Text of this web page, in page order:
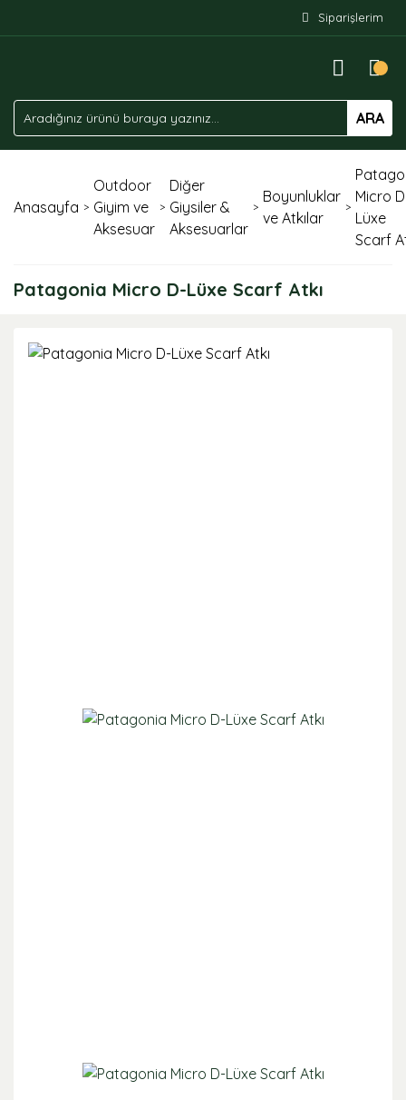
Siparişlerim
ARA
Anasayfa
Outdoor
Giyim ve
Aksesuar
Diğer
Giysiler &
Aksesuarlar
Boyunluklar
ve Atkılar
Micro
Lüxe
Scarf
Patagonia Micro D-Lüxe Scarf Atkı